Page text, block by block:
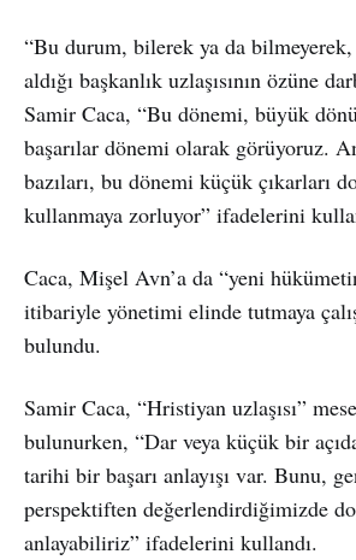
“Bu durum, bilerek ya da
aldığı başkanlık uzlaşısının özüne
Samir Caca, “Bu dönemi, büyük
başarılar dönemi olarak görüyoruz.
bazıları, bu dönemi küçük çıkarları
kullanmaya zorluyor” ifadelerini
Caca, Mişel Avn’a da “yeni
itibariyle yönetimi elinde tutmaya
bulundu.
Samir Caca, “Hristiyan uzlaşısı”
bulunurken, “Dar veya küçük bir
tarihi bir başarı anlayışı var. Bunu,
perspektiften değerlendirdiğimizde
anlayabiliriz” ifadelerini kullandı.